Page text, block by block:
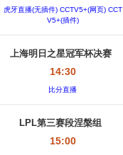
虎牙直播(无插件) CCTV5+(网页) CCT
V5+(插件)
上海明日之星冠军杯决赛
14:30
比分直播
LPL第三赛段涅槃组
15:00